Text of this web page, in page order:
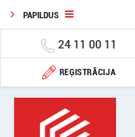
PAPILDUS
24 11 00 11
REĢISTRĀCIJA